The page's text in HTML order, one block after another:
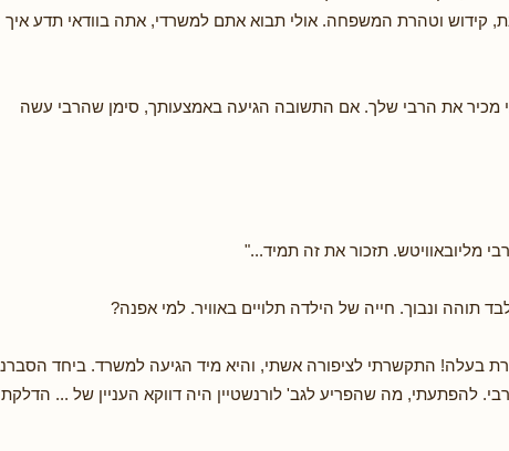
קידוש וטהרת המשפחה. אולי תבוא אתם למשרדי, אתה בוודאי תדע איך
מכיר את הרבי שלך. אם התשובה הגיעה באמצעותך, סימן שהרבי עשה
מליובאוויטש. תזכור את זה תמיד..."
תוהה ונבוך. חייה של הילדה תלויים באוויר. למי אפנה?
בעלה! התקשרתי לציפורה אשתי, והיא מיד הגיעה למשרד. ביחד
להפתעתי, מה שהפריע לגב' לורנשטיין היה דווקא העניין של ... הדלקת